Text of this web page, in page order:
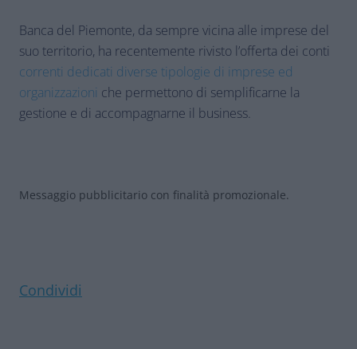
Banca del Piemonte, da sempre vicina alle imprese del
suo territorio, ha recentemente rivisto l’offerta dei conti
correnti dedicati diverse tipologie di imprese ed
organizzazioni che permettono di semplificarne la
gestione e di accompagnarne il business.
Messaggio pubblicitario con finalità promozionale.
Condividi